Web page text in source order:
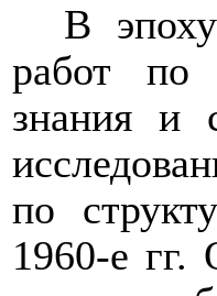
В
работ по
знания и
по
1960-е гг.